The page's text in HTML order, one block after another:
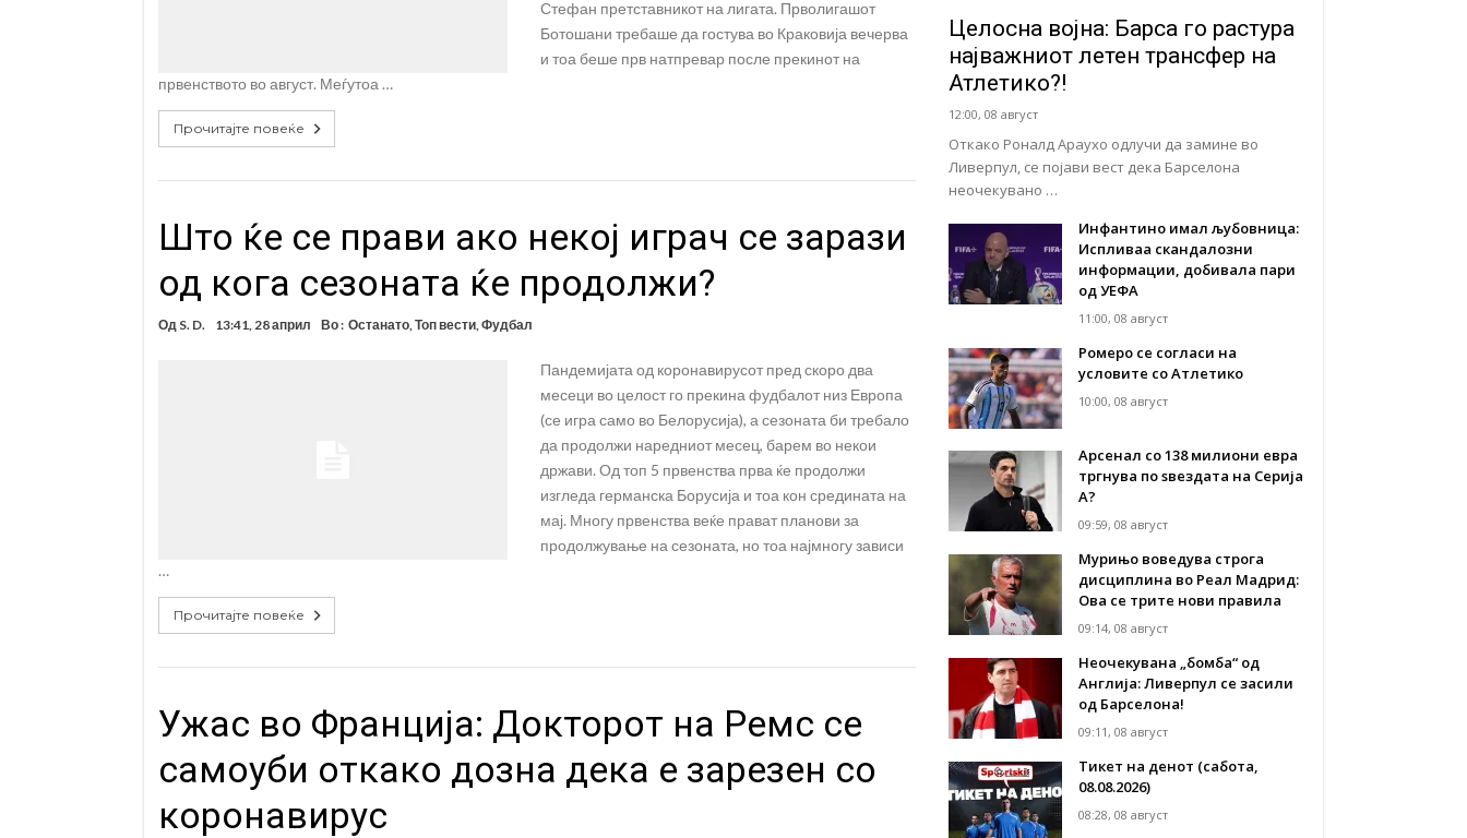
Стефан претставникот на лигата. Прволигашот
Ботошани требаше да гостува во Краковија вечерва
и тоа беше прв натпревар после прекинот на
првенството во август. Меѓутоа …
Прочитајте повеќе
Што ќе се прави ако некој играч се зарази
од кога сезоната ќе продолжи?
Од S. D. 13:41, 28 април Во : Останато, Топ вести, Фудбал
Пандемијата од коронавирусот пред скоро два
месеци во целост го прекина фудбалот низ Европа
(се игра само во Белорусија), а сезоната би требало
да продолжи наредниот месец, барем во некои
држави. Од топ 5 првенства прва ќе продолжи
изгледа германска Борусија и тоа кон средината на
мај. Многу првенства веќе прават планови за
продолжување на сезоната, но тоа најмногу зависи
…
Прочитајте повеќе
Ужас во Франција: Докторот на Ремс се
самоуби откако дозна дека е зарезен со
коронавирус
Целосна војна: Барса го растура
најважниот летен трансфер на
Атлетико?!
12:00, 08 август
Откако Роналд Араухо одлучи да замине во
Ливерпул, се појави вест дека Барселона
неочекувано …
Инфантино имал љубовница:
Испливаа скандалозни
информации, добивала пари
од УЕФА
11:00, 08 август
Ромеро се согласи на
условите со Атлетико
10:00, 08 август
Арсенал со 138 милиони евра
тргнува по ѕвездата на Серија
А?
09:59, 08 август
Мурињо воведува строга
дисциплина во Реал Мадрид:
Ова се трите нови правила
09:14, 08 август
Неочекувана „бомба“ од
Англија: Ливерпул се засили
од Барселона!
09:11, 08 август
Тикет на денот (сабота,
08.08.2026)
08:28, 08 август